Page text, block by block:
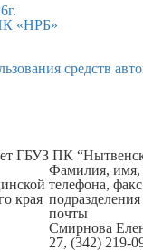
«НРБ»
средств
ГБУЗ ПК
края
Фамилия, имя,
телефона,
почты
Смирнова
27, (342) 219-